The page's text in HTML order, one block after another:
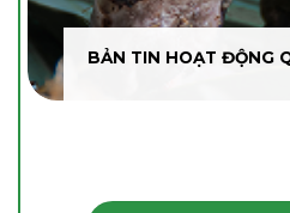
BẢN TIN HOẠT ĐỘNG